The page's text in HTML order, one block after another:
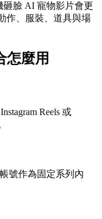
臉 AI 寵物影片會更
作、服裝、道具與場
怎麼用
Reels 或
號作為固定系列內